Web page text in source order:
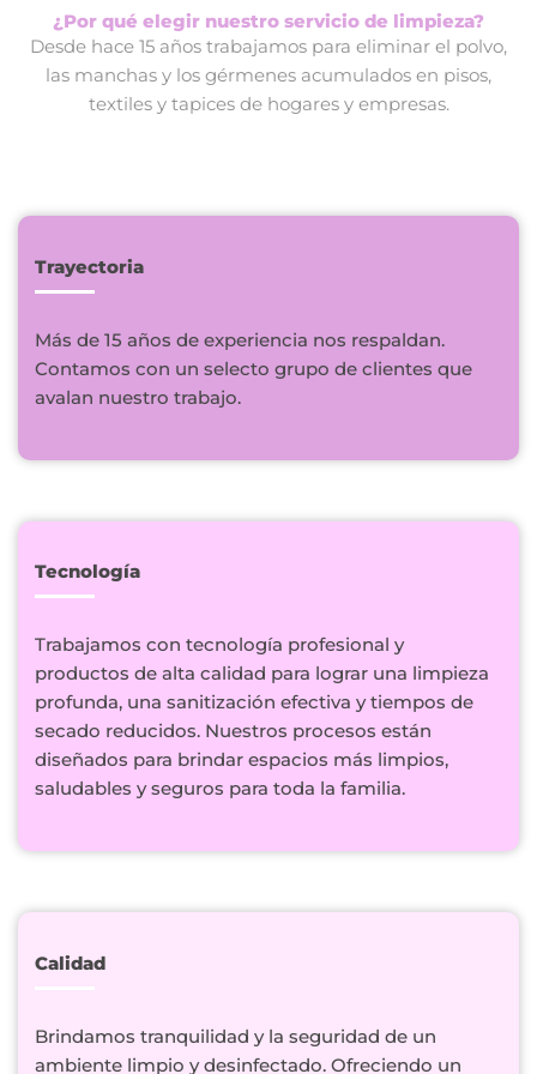
¿Por qué elegir nuestro servicio de limpieza?
Desde hace 15 años trabajamos para eliminar el polvo,
las manchas y los gérmenes acumulados en pisos,
textiles y tapices de hogares y empresas.
Trayectoria
Más de 15 años de experiencia nos respaldan.
Contamos con un selecto grupo de clientes que
avalan nuestro trabajo.
Tecnología
Trabajamos con tecnología profesional y
productos de alta calidad para lograr una limpieza
profunda, una sanitización efectiva y tiempos de
secado reducidos. Nuestros procesos están
diseñados para brindar espacios más limpios,
saludables y seguros para toda la familia.
Calidad
Brindamos tranquilidad y la seguridad de un
ambiente limpio y desinfectado. Ofreciendo un